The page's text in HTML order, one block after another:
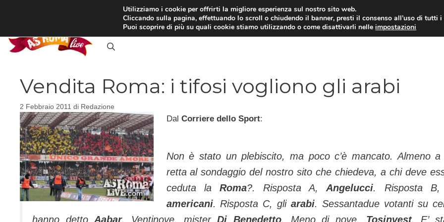
RASSEGNA STAMPA INTERVISTE CALCIOMERCATO CAMPIONATO
Vendita Roma: i tifosi vogliono gli arabi
2 Febbraio 2011 di Redazione
Dal Corriere dello Sport:
Non è stato un plebiscito, ma poco c’è mancato. Almeno a
retta al sondaggio del nostro sito che chiedeva, a chi deve
ceduta la Roma?. Risposta A,Angelucci. Risposta B,
americani. Risposta C, gliarabi. Sessantadue votanti su
hanno dettoAabar. Ventino­ve, misterDi Benedetto. Meno di no­ve, Tosinvest. E’
Utilizziamo i cookie per offrirti la migliore esperienza sul nostro sito web.
Cliccando sulla pagina, effettuando lo scroll o chiudendo il banner, presti il consenso all’uso di tutti i
Puoi scoprire di più su quali cookie stiamo utilizzando o come disattivarli nelleimpostazioni